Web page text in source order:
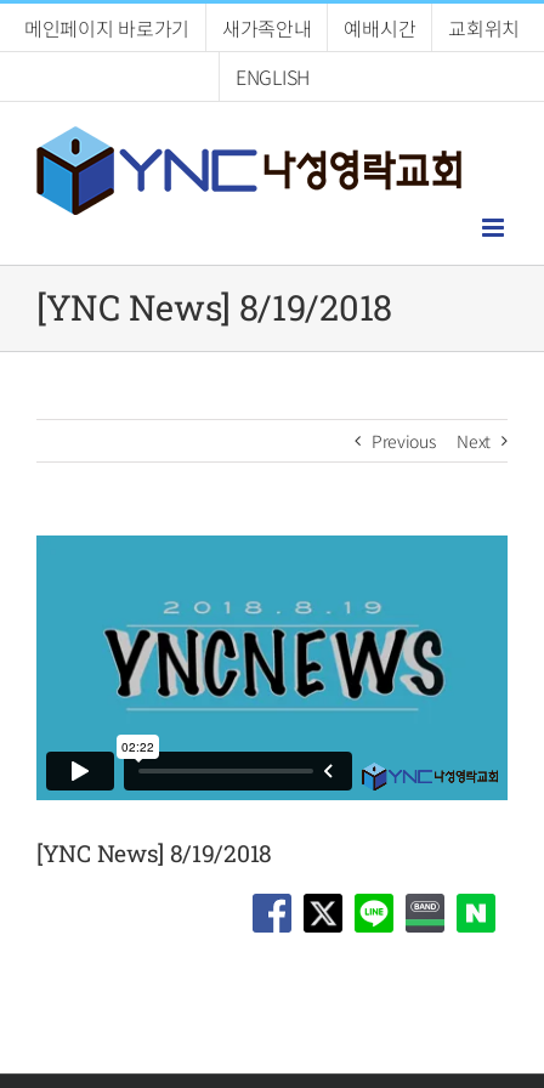
메인페이지 바로가기 새가족안내 예배시간
교회위치
ENGLISH
[YNC News] 8/19/2018
Previous Next
[YNC News] 8/19/2018